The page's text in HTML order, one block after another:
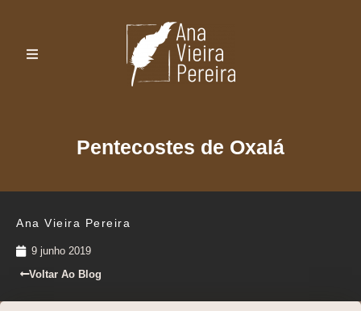
Pentecostes de Oxalá
Ana Vieira Pereira
9 junho 2019
Voltar Ao Blog